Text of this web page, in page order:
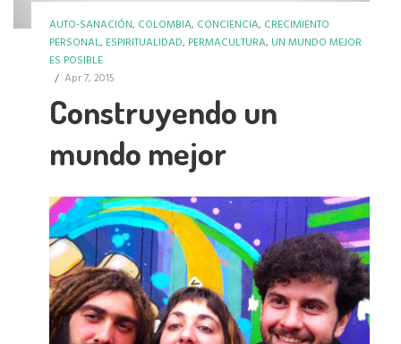
AUTO-SANACIÓN, COLOMBIA, CONCIENCIA, CRECIMIENTO
PERSONAL, ESPIRITUALIDAD, PERMACULTURA, UN MUNDO MEJOR
ES POSIBLE
/ Apr 7, 2015
Construyendo un
mundo mejor